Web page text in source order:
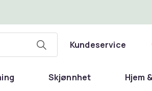
Kundeservice
Skjønnhet Hjem